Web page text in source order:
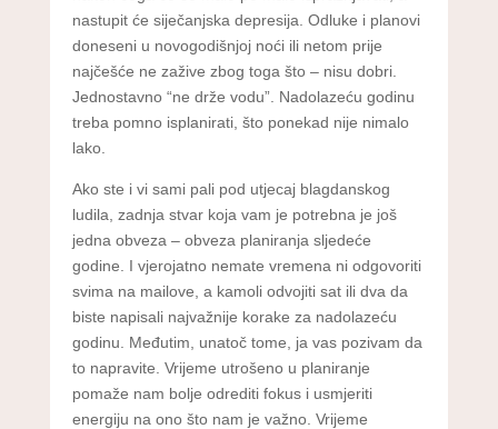
nastupit će siječanjska depresija. Odluke i planovi
doneseni u novogodišnjoj noći ili netom prije
najčešće ne zažive zbog toga što – nisu dobri.
Jednostavno “ne drže vodu”. Nadolazeću godinu
treba pomno isplanirati, što ponekad nije nimalo
lako.
Ako ste i vi sami pali pod utjecaj blagdanskog
ludila, zadnja stvar koja vam je potrebna je još
jedna obveza – obveza planiranja sljedeće
godine. I vjerojatno nemate vremena ni odgovoriti
svima na mailove, a kamoli odvojiti sat ili dva da
biste napisali najvažnije korake za nadolazeću
godinu. Međutim, unatoč tome, ja vas pozivam da
to napravite. Vrijeme utrošeno u planiranje
pomaže nam bolje odrediti fokus i usmjeriti
energiju na ono što nam je važno. Vrijeme